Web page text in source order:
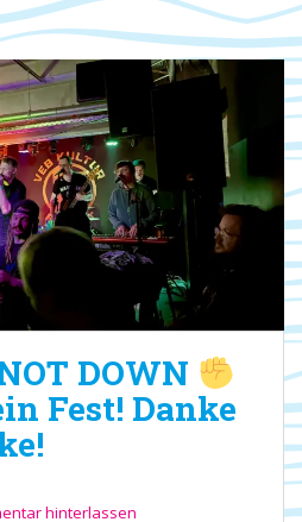
DOWN
Fest! Danke
hinterlassen